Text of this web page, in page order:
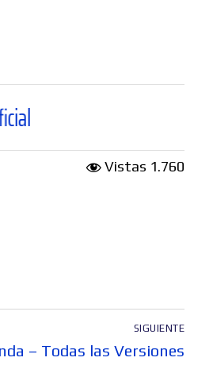
Vistas 1.760
SIGUIENTE
– Todas las Versiones